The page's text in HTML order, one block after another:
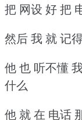
把 网设 好 把
然后 我 就 记
他 也 听不懂
什么
他 就 在 电话